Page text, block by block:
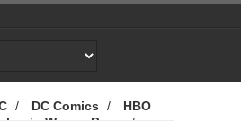
/ DC Comics /
HBO
/ Warner Bros.
/